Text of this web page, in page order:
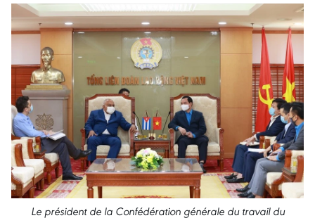
Le président de la Confédération générale du travail du